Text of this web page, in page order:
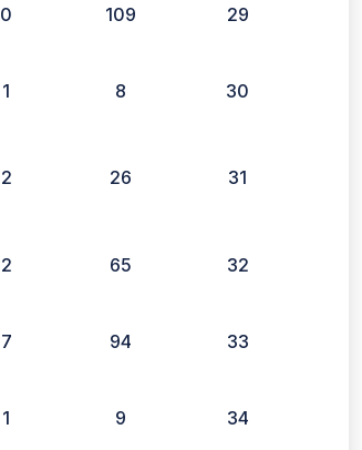
0 109 29
1 8 30
2 26 31
2 65 32
7 94 33
1 9 34